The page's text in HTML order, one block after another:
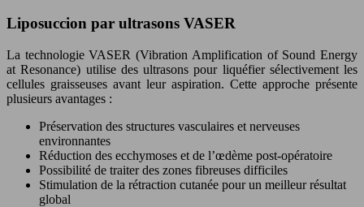
Liposuccion par ultrasons VASER
La technologie VASER (Vibration Amplification of Sound Energy
at Resonance) utilise des ultrasons pour liquéfier sélectivement les
cellules graisseuses avant leur aspiration. Cette approche présente
plusieurs avantages :
Préservation des structures vasculaires et nerveuses
environnantes
Réduction des ecchymoses et de l’œdème post-opératoire
Possibilité de traiter des zones fibreuses difficiles
Stimulation de la rétraction cutanée pour un meilleur résultat
global